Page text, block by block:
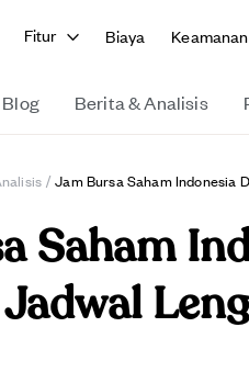
Fitur Biaya Keamanan
Blog Berita & Analisis
/ Jam Bursa Saham Indonesia
Saham